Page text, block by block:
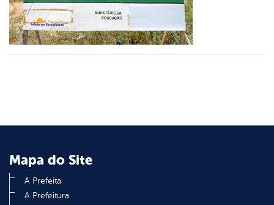
Mapa do Site
A Prefeita
A Prefeitura